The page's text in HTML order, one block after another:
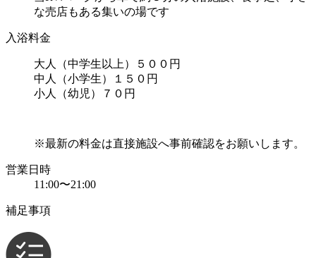
な売店もある集いの場です
入浴料金
大人（中学生以上）５００円
中人（小学生）１５０円
小人（幼児）７０円
※最新の料金は直接施設へ事前確認をお願いします。
営業日時
11:00〜21:00
補足事項